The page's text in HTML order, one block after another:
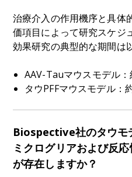
治療介入の作用機序と具体
価項目によって研究スケジ
効果研究の典型的な期間は
AAV-Tauマウスモデル
タウPFFマウスモデル：
Biospective社のタウモ
ミクログリアおよび反
が存在しますか？